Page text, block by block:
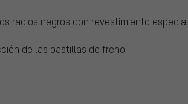
radios negros con revestimiento especial
de las pastillas de freno